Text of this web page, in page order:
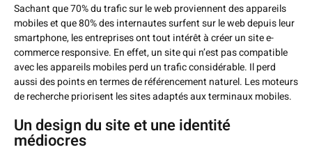
Sachant que 70% du trafic sur le web proviennent des appareils
mobiles et que 80% des internautes surfent sur le web depuis leur
smartphone, les entreprises ont tout intérêt à créer un site e-
commerce responsive. En effet, un site qui n’est pas compatible
avec les appareils mobiles perd un trafic considérable. Il perd
aussi des points en termes de référencement naturel. Les moteurs
de recherche priorisent les sites adaptés aux terminaux mobiles.
Un design du site et une identité
médiocres